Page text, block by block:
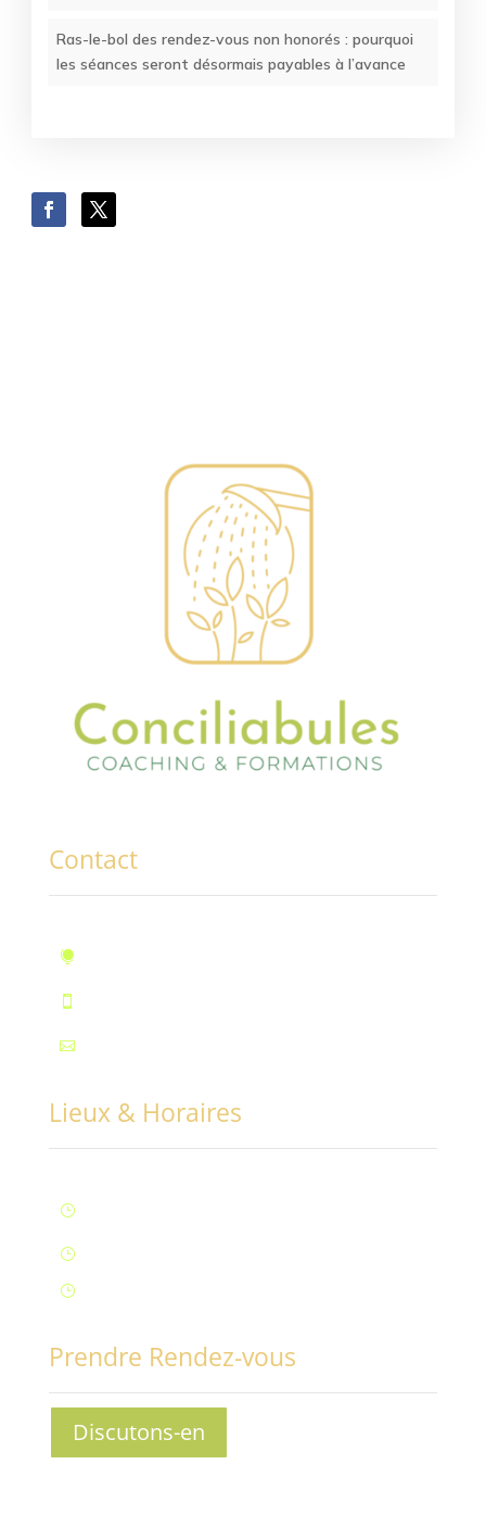
Ras-le-bol des rendez-vous non honorés : pourquoi
les séances seront désormais payables à l’avance
Contact



Lieux & Horaires
}
}
}
Prendre Rendez-vous
Discutons-en